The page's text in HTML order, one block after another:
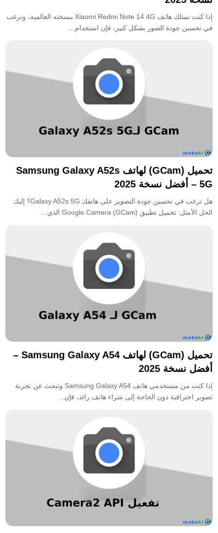
إذا كنت تمتلك هاتف Xiaomi Redmi Note 14 4G بنسخته العالمية، وترغب
في تحسين جودة الصور بشكل كبير، فإن استخدام…
تحميل (GCam) لهاتف Samsung Galaxy A52s
5G – أفضل نسخة 2025
هل ترغب في تحسين جودة التصوير على هاتفك Galaxy A52s 5G؟ إليك
الحل الأمثل: تحميل تطبيق Google Camera (GCam) الذي…
تحميل (GCam) لهاتف Samsung Galaxy A54 –
أفضل نسخة 2025
إذا كنت من مستخدمي هاتف Samsung Galaxy A54 وتبحث عن تجربة
تصوير احترافية دون الحاجة إلى شراء هاتف رائد، فإن…